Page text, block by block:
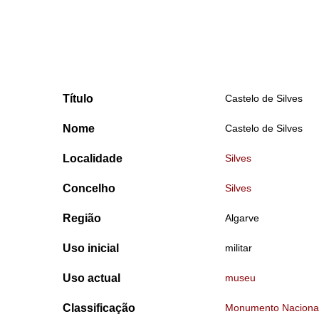
Título Castelo de Silves
Nome Castelo de Silves
Localidade Silves
Concelho Silves
Região Algarve
Uso inicial militar
Uso actual museu
Classificação Monumento